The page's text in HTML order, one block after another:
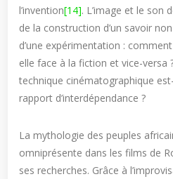
l’invention[14]. L’image et le son
de la construction d’un savoir
d’une expérimentation :
elle face à la fiction et vice-versa
technique cinématographique
rapport d’interdépendance ?
La mythologie des peuples
omniprésente dans les films de
ses recherches. Grâce à